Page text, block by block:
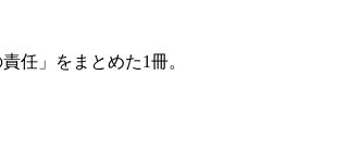
任」をまとめた1冊。